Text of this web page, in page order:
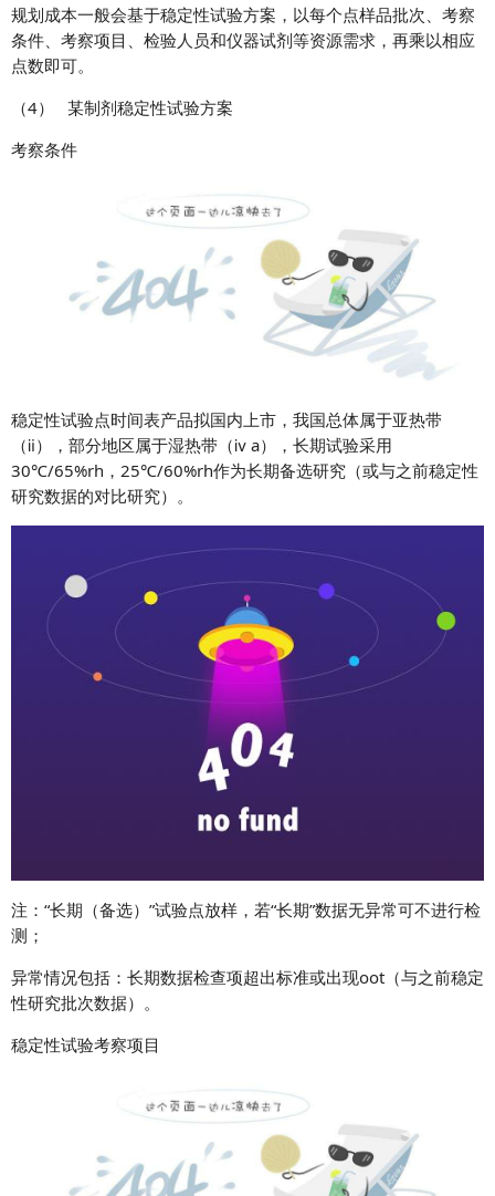
规划成本一般会基于稳定性试验方案，以每个点样品批次、考察
条件、考察项目、检验人员和仪器试剂等资源需求，再乘以相应
点数即可。
（4） 某制剂稳定性试验方案
考察条件
稳定性试验点时间表产品拟国内上市，我国总体属于亚热带
（ⅱ），部分地区属于湿热带（ⅳ a），长期试验采用
30℃/65%rh，25℃/60%rh作为长期备选研究（或与之前稳定性
研究数据的对比研究）。
注： “长期（备选） ”试验点放样，若“长期”数据无异常可不进行检
测；
异常情况包括：长期数据检查项超出标准或出现oot（与之前稳定
性研究批次数据）。
稳定性试验考察项目